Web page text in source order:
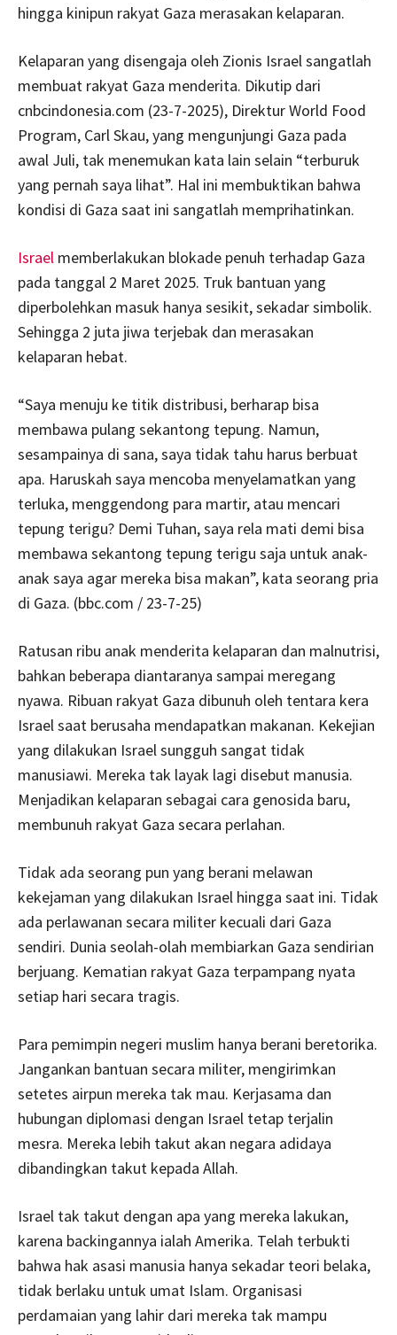
hingga kinipun rakyat Gaza merasakan kelaparan.
Kelaparan yang disengaja oleh Zionis Israel sangatlah
membuat rakyat Gaza menderita. Dikutip dari
cnbcindonesia.com (23-7-2025), Direktur World Food
Program, Carl Skau, yang mengunjungi Gaza pada
awal Juli, tak menemukan kata lain selain “terburuk
yang pernah saya lihat”. Hal ini membuktikan bahwa
kondisi di Gaza saat ini sangatlah memprihatinkan.
Israel memberlakukan blokade penuh terhadap Gaza
pada tanggal 2 Maret 2025. Truk bantuan yang
diperbolehkan masuk hanya sesikit, sekadar simbolik.
Sehingga 2 juta jiwa terjebak dan merasakan
kelaparan hebat.
“Saya menuju ke titik distribusi, berharap bisa
membawa pulang sekantong tepung. Namun,
sesampainya di sana, saya tidak tahu harus berbuat
apa. Haruskah saya mencoba menyelamatkan yang
terluka, menggendong para martir, atau mencari
tepung terigu? Demi Tuhan, saya rela mati demi bisa
membawa sekantong tepung terigu saja untuk anak-
anak saya agar mereka bisa makan”, kata seorang pria
di Gaza. (bbc.com / 23-7-25)
Ratusan ribu anak menderita kelaparan dan malnutrisi,
bahkan beberapa diantaranya sampai meregang
nyawa. Ribuan rakyat Gaza dibunuh oleh tentara kera
Israel saat berusaha mendapatkan makanan. Kekejian
yang dilakukan Israel sungguh sangat tidak
manusiawi. Mereka tak layak lagi disebut manusia.
Menjadikan kelaparan sebagai cara genosida baru,
membunuh rakyat Gaza secara perlahan.
Tidak ada seorang pun yang berani melawan
kekejaman yang dilakukan Israel hingga saat ini. Tidak
ada perlawanan secara militer kecuali dari Gaza
sendiri. Dunia seolah-olah membiarkan Gaza sendirian
berjuang. Kematian rakyat Gaza terpampang nyata
setiap hari secara tragis.
Para pemimpin negeri muslim hanya berani beretorika.
Jangankan bantuan secara militer, mengirimkan
setetes airpun mereka tak mau. Kerjasama dan
hubungan diplomasi dengan Israel tetap terjalin
mesra. Mereka lebih takut akan negara adidaya
dibandingkan takut kepada Allah.
Israel tak takut dengan apa yang mereka lakukan,
karena backingannya ialah Amerika. Telah terbukti
bahwa hak asasi manusia hanya sekadar teori belaka,
tidak berlaku untuk umat Islam. Organisasi
perdamaian yang lahir dari mereka tak mampu